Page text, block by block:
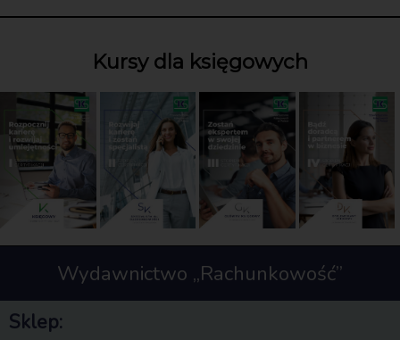
Kursy dla księgowych
Wydawnictwo „Rachunkowość”
Sklep: